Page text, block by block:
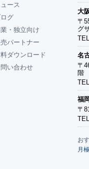
ース
グ
・独立向け
パートナー
ダウンロード
い合わせ
大
〒
グ
TEL
名
〒
階
TEL
福
〒
TEL
お
月